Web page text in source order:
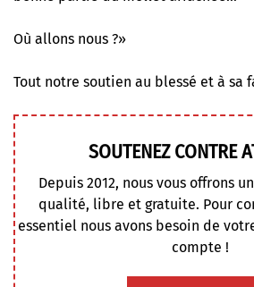
Où allons nous ?»
Tout notre soutien au blessé et à sa
SOUTENEZ CONTRE
Depuis 2012, nous vous offrons
qualité, libre et gratuite. Pour
essentiel nous avons besoin de
compte !